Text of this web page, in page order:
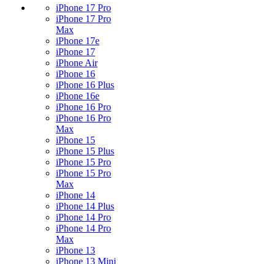
iPhone 17 Pro
iPhone 17 Pro
Max
iPhone 17e
iPhone 17
iPhone Air
iPhone 16
iPhone 16 Plus
iPhone 16e
iPhone 16 Pro
iPhone 16 Pro
Max
iPhone 15
iPhone 15 Plus
iPhone 15 Pro
iPhone 15 Pro
Max
iPhone 14
iPhone 14 Plus
iPhone 14 Pro
iPhone 14 Pro
Max
iPhone 13
iPhone 13 Mini